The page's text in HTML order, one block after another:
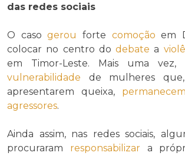
das redes sociais
O casogerou forte comoção em
colocar no centro dodebate a
em Timor-Leste. Mais uma vez,
vulnerabilidade de mulheres
apresentarem queixa, permanecem
agressores.
Ainda assim, nas redes sociais,
procuraram responsabilizara